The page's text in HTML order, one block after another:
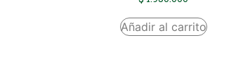
Añadir al carrito